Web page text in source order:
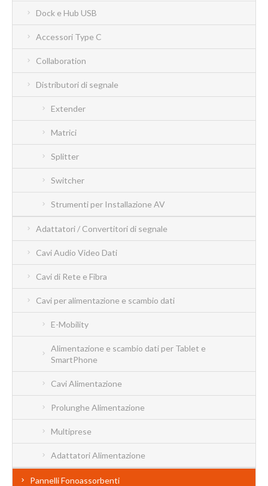
Dock e Hub USB
Accessori Type C
Collaboration
Distributori di segnale
Extender
Matrici
Splitter
Switcher
Strumenti per Installazione AV
Adattatori / Convertitori di segnale
Cavi Audio Video Dati
Cavi di Rete e Fibra
Cavi per alimentazione e scambio dati
E-Mobility
Alimentazione e scambio dati per Tablet e
SmartPhone
Cavi Alimentazione
Prolunghe Alimentazione
Multiprese
Adattatori Alimentazione
Pannelli Fonoassorbenti